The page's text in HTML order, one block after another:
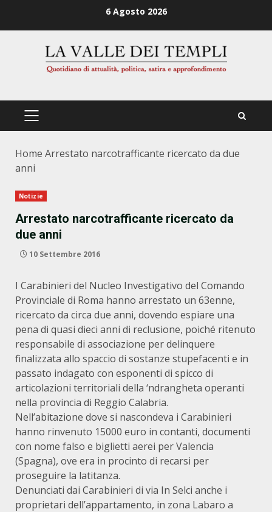
6 Agosto 2026
PRIMÄRES
Home Arrestato narcotrafficante ricercato da due
anni
Notizie
Arrestato narcotrafficante ricercato da
due anni
10 Settembre 2016
I Carabinieri del Nucleo Investigativo del Comando
Provinciale di Roma hanno arrestato un 63enne,
ricercato da circa due anni, dovendo espiare una
pena di quasi dieci anni di reclusione, poiché ritenuto
responsabile di associazione per delinquere
finalizzata allo spaccio di sostanze stupefacenti e in
passato indagato con esponenti di spicco di
articolazioni territoriali della ‘ndrangheta operanti
nella provincia di Reggio Calabria.
Nell’abitazione dove si nascondeva i Carabinieri
hanno rinvenuto 15000 euro in contanti, documenti
con nome falso e biglietti aerei per Valencia
(Spagna), ove era in procinto di recarsi per
proseguire la latitanza.
Denunciati dai Carabinieri di via In Selci anche i
proprietari dell’appartamento, in zona Labaro a